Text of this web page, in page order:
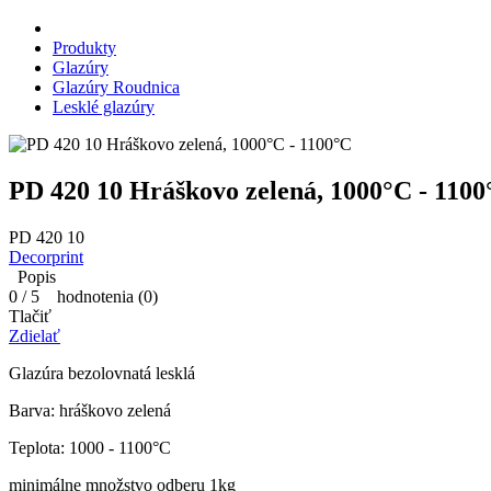
Produkty
Glazúry
Glazúry Roudnica
Lesklé glazúry
PD 420 10 Hráškovo zelená, 1000°C -
PD 420 10
Decorprint
Popis
0 / 5 hodnotenia (0)
Tlačiť
Zdielať
Glazúra bezolovnatá lesklá
Barva: hráškovo zelená
Teplota: 1000 - 1100°C
minimálne množstvo odberu 1kg